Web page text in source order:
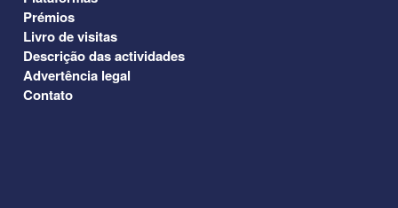
Prémios
Livro de visitas
Descrição das actividades
Advertência legal
Contato